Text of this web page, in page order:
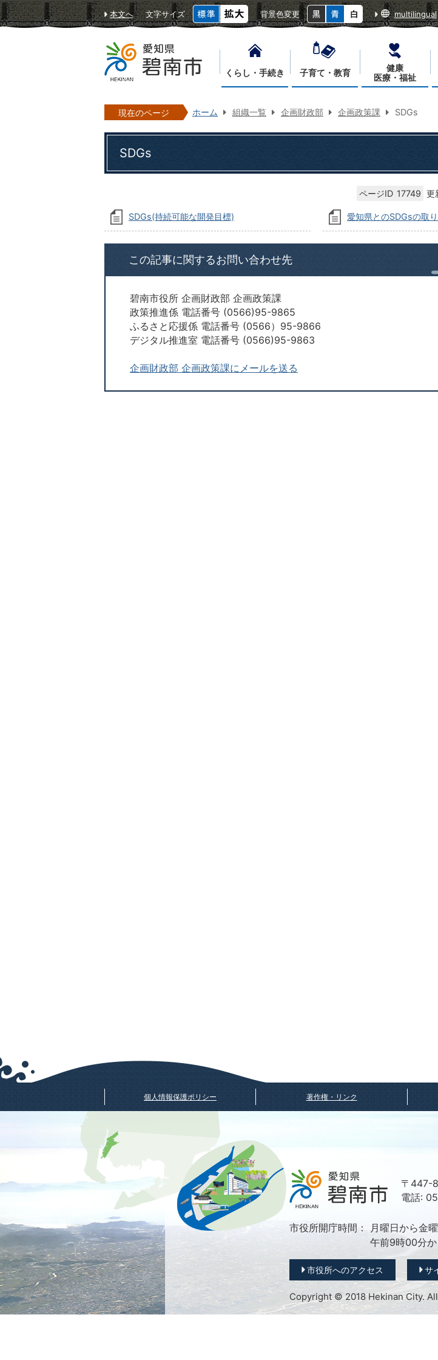
本文へ 文字サイズ 背景色変更 multilingual
くらし・手続き 子育て・教育
健康
医療・福祉
現在のページ ホーム 組織一覧 企画財政部 企画政策課 SDGs
SDGs
ページID 17749 更
SDGs(持続可能な開発目標) 愛知県とのSDGsの取
この記事に関するお問い合わせ先
碧南市役所 企画財政部 企画政策課
政策推進係 電話番号 (0566)95-9865
ふるさと応援係 電話番号 (0566）95-9866
デジタル推進室 電話番号 (0566)95-9863
企画財政部 企画政策課にメールを送る
個人情報保護ポリシー 著作権・リンク
〒447-
電話:
市役所開庁時間：
月曜日から金
午前9時00分
市役所へのアクセス サ
Copyright © 2018 Hekinan City.